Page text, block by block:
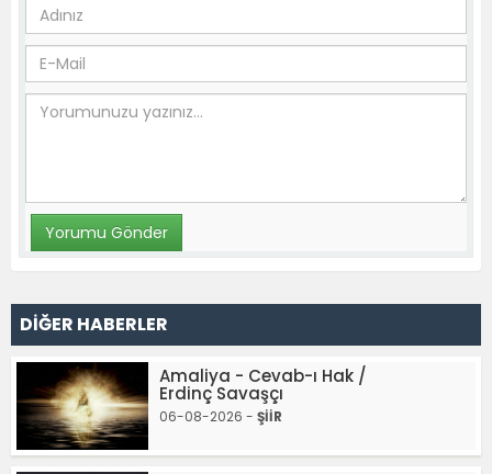
DİĞER HABERLER
Amaliya - Cevab-ı Hak /
Erdinç Savaşçı
06-08-2026 - ŞİİR